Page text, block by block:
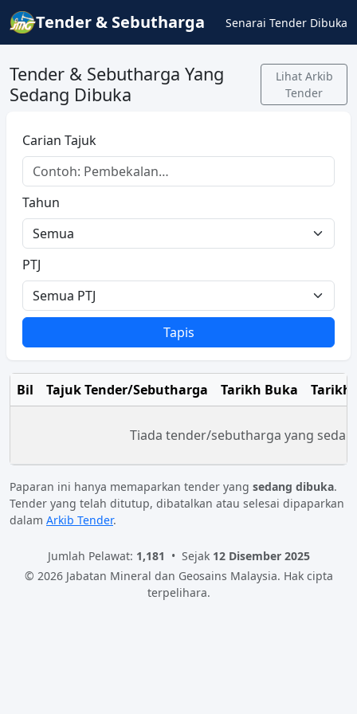
Tender & Sebutharga Senarai Tender Dibuka
Tender & Sebutharga Yang
Sedang Dibuka
Lihat Arkib
Tender
Carian Tajuk
Tahun
PTJ
Tapis
Bil Tajuk Tender/Sebutharga Tarikh Buka Tarikh
Tiada tender/sebutharga yang
Paparan ini hanya memaparkan tender yang sedang dibuka.
Tender yang telah ditutup, dibatalkan atau selesai dipaparkan
dalam Arkib Tender.
Jumlah Pelawat: 1,181 • Sejak 12 Disember 2025
© 2026 Jabatan Mineral dan Geosains Malaysia. Hak cipta
terpelihara.